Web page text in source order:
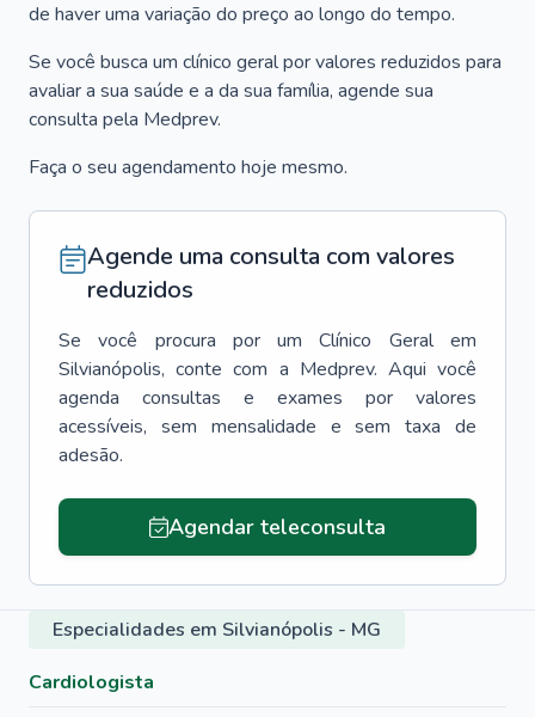
de haver uma variação do preço ao longo do tempo.
Se você busca um clínico geral por valores reduzidos para
avaliar a sua saúde e a da sua família, agende sua
consulta pela Medprev.
Faça o seu agendamento hoje mesmo.
Agende uma consulta com valores
reduzidos
Se você procura por um Clínico Geral
em
Silvianópolis, conte com a Medprev. Aqui você
agenda consultas e exames por valores
acessíveis, sem mensalidade e sem taxa de
adesão.
Agendar teleconsulta
Especialidades em Silvianópolis - MG
Cardiologista